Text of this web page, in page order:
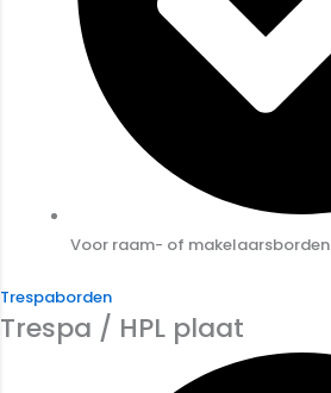
Voor raam- of makelaarsborden
Trespaborden
Trespa / HPL plaat